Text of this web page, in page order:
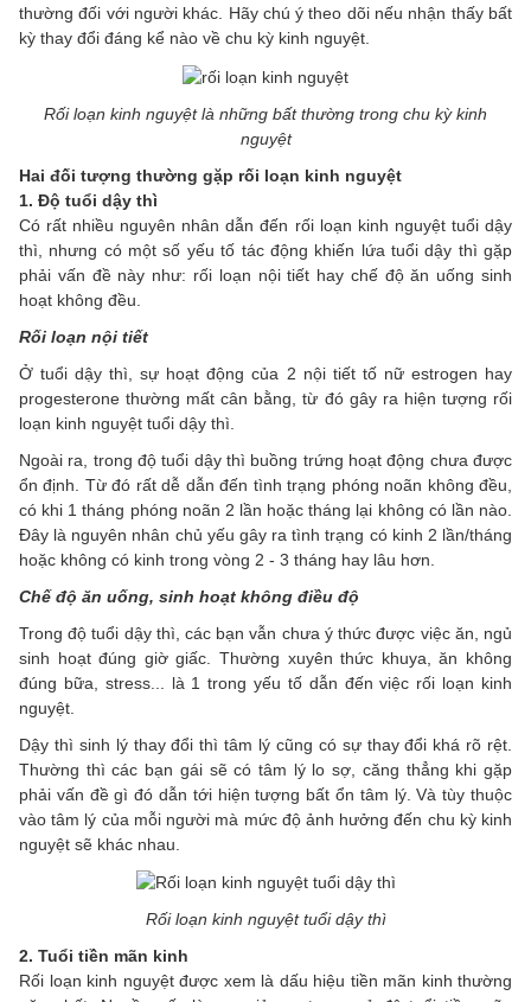
thường đối với người khác. Hãy chú ý theo dõi nếu nhận thấy bất
kỳ thay đổi đáng kể nào về chu kỳ kinh nguyệt.
Rối loạn kinh nguyệt là những bất thường trong chu kỳ kinh
nguyệt
Hai đối tượng thường gặp rối loạn kinh nguyệt
1. Độ tuổi dậy thì
Có rất nhiều nguyên nhân dẫn đến rối loạn kinh nguyệt tuổi dậy
thì, nhưng có một số yếu tố tác động khiến lứa tuổi dậy thì gặp
phải vấn đề này như: rối loạn nội tiết hay chế độ ăn uống sinh
hoạt không đều.
Rối loạn nội tiết
Ở tuổi dậy thì, sự hoạt động của 2 nội tiết tố nữ estrogen hay
progesterone thường mất cân bằng, từ đó gây ra hiện tượng rối
loạn kinh nguyệt tuổi dậy thì.
Ngoài ra, trong độ tuổi dậy thì buồng trứng hoạt động chưa được
ổn định. Từ đó rất dễ dẫn đến tình trạng phóng noãn không đều,
có khi 1 tháng phóng noãn 2 lần hoặc tháng lại không có lần nào.
Đây là nguyên nhân chủ yếu gây ra tình trạng có kinh 2 lần/tháng
hoặc không có kinh trong vòng 2 - 3 tháng hay lâu hơn.
Chế độ ăn uống, sinh hoạt không điều độ
Trong độ tuổi dậy thì, các bạn vẫn chưa ý thức được việc ăn, ngủ
sinh hoạt đúng giờ giấc. Thường xuyên thức khuya, ăn không
đúng bữa, stress... là 1 trong yếu tố dẫn đến việc rối loạn kinh
nguyệt.
Dậy thì sinh lý thay đổi thì tâm lý cũng có sự thay đổi khá rõ rệt.
Thường thì các bạn gái sẽ có tâm lý lo sợ, căng thẳng khi gặp
phải vấn đề gì đó dẫn tới hiện tượng bất ổn tâm lý. Và tùy thuộc
vào tâm lý của mỗi người mà mức độ ảnh hưởng đến chu kỳ kinh
nguyệt sẽ khác nhau.
Rối loạn kinh nguyệt tuổi dậy thì
2. Tuổi tiền mãn kinh
Rối loạn kinh nguyệt được xem là dấu hiệu tiền mãn kinh thường